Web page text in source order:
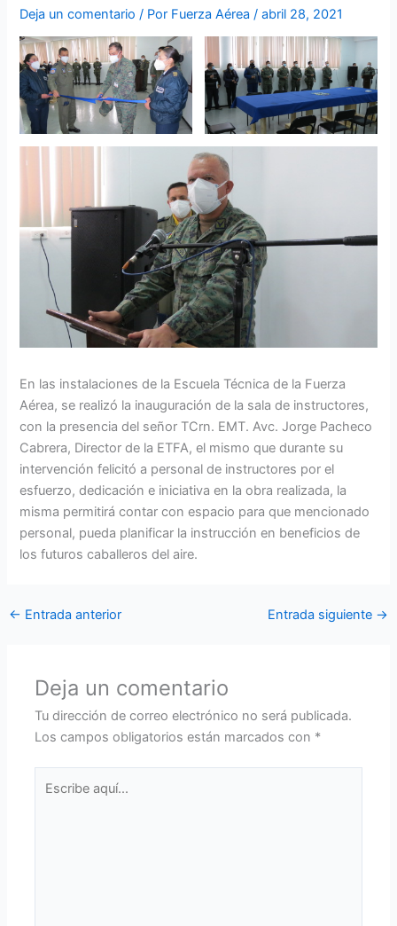
Deja un comentario / Por Fuerza Aérea/abril 28, 2021
En las instalaciones de la Escuela Técnica de la Fuerza
Aérea, se realizó la inauguración de la sala de instructores,
con la presencia del señor TCrn. EMT. Avc. Jorge Pacheco
Cabrera, Director de la ETFA, el mismo que durante su
intervención felicitó a personal de instructores por el
esfuerzo, dedicación e iniciativa en la obra realizada, la
misma permitirá contar con espacio para que mencionado
personal, pueda planificar la instrucción en beneficios de
los futuros caballeros del aire.
← Entrada anterior Entrada siguiente →
Deja un comentario
Tu dirección de correo electrónico no será publicada.
Los campos obligatorios están marcados con *
aquí...